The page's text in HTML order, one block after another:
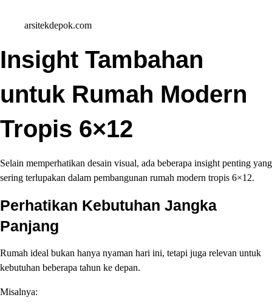
arsitekdepok.com
Insight Tambahan
untuk Rumah Modern
Tropis 6×12
Selain memperhatikan desain visual, ada beberapa insight penting yang
sering terlupakan dalam pembangunan rumah modern tropis 6×12.
Perhatikan Kebutuhan Jangka
Panjang
Rumah ideal bukan hanya nyaman hari ini, tetapi juga relevan untuk
kebutuhan beberapa tahun ke depan.
Misalnya: